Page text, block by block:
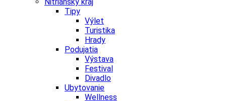
Tipy
Výlet
Turistika
Hrady
Podujatia
Výstava
Festival
Divadlo
Ubytovanie
Wellness